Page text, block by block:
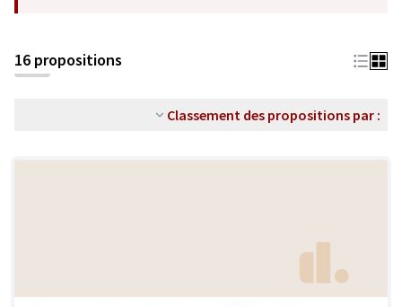
16 propositions
Classement des propositions par :